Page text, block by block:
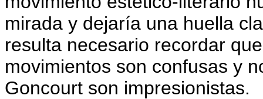
mirada y dejaría una huella
resulta necesario recordar
movimientos son confusas y
Goncourt son impresionistas.